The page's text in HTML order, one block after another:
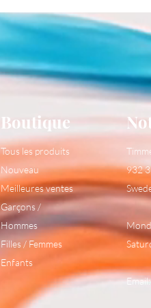
Boutique
Tous les produits
Nouveau
Meilleures ventes
Garçons /
Hommes
Filles / Femmes
Enfants
932